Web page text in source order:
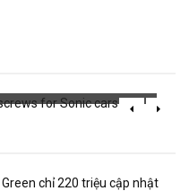
chỉ 220 triệu cập nhật